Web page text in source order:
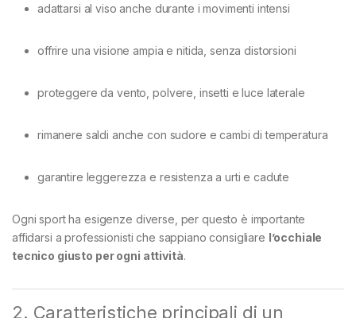
adattarsi al viso anche durante i movimenti intensi
offrire una visione ampia e nitida, senza distorsioni
proteggere da vento, polvere, insetti e luce laterale
rimanere saldi anche con sudore e cambi di temperatura
garantire leggerezza e resistenza a urti e cadute
Ogni sport ha esigenze diverse, per questo è importante
affidarsi a professionisti che sappiano consigliare l’occhiale
tecnico giusto per ogni attività.
2. Caratteristiche principali di un